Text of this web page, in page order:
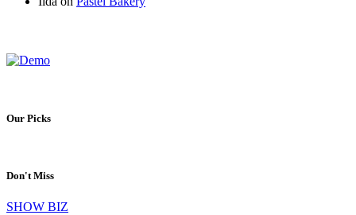
Our Picks
Don't Miss
SHOW BIZ